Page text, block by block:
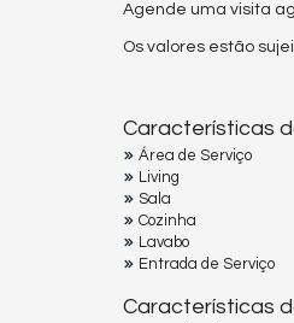
Agende uma visita
Os valores estão
Características
Área de Serviço
Living
Sala
Cozinha
Lavabo
Entrada de Serviço
Características